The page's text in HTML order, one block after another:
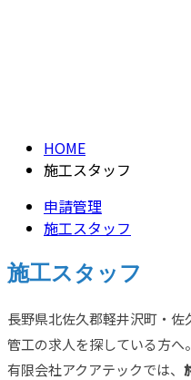
HOME
施工スタッフ
申請管理
施工スタッフ
施工スタッフ
長野県北佐久郡軽井沢町・
管工の求人を探している方へ。
有限会社アクアテックでは、